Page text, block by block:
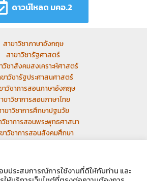
ดาวน์โหลด มคอ.2
สาขาวิชาภาษาอังกฤษ
สาขาวิชารัฐศาสตร์
วิชาสังคมสงเคราะห์ศาสตร์
าวิชารัฐประศาสนศาสตร์
าวิชาการสอนภาษาอังกฤษ
ขาวิชาการสอนภาษาไทย
ขาวิชาการศึกษาปฐมวัย
วิชาการสอนพระพุทธศาสนา
าวิชาการสอนสังคมศึกษา
บประสบการณ์การใช้งานที่ดีให้กับท่าน และ